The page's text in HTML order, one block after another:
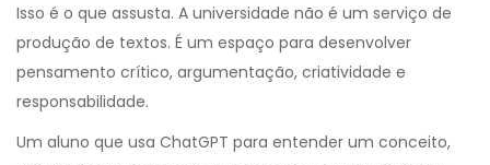
Isso é o que assusta. A universidade não é um serviço de
produção de textos. É um espaço para desenvolver
pensamento crítico, argumentação, criatividade e
responsabilidade.
Um aluno que usa ChatGPT para entender um conceito,